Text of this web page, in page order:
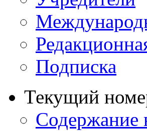
Подписка
Текущий
Содержание